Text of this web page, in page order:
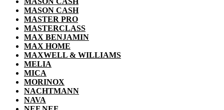
MASON CASH
MASTER PRO
MASTERCLASS
MAX BENJAMIN
MAX HOME
MAXWELL & WILLIAMS
MELIA
MICA
MORINOX
NACHTMANN
NAVA